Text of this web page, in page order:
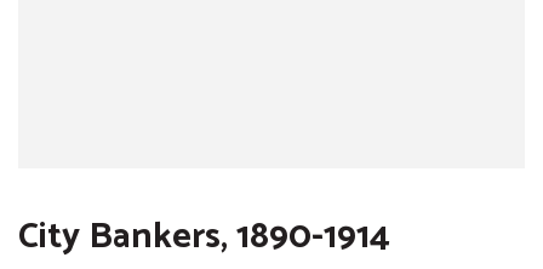
City Bankers, 1890-1914